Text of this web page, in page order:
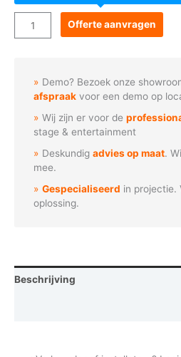
Goboservice
-
aantal
Offerte aanvragen
Demo? Bezoek onze
afspraak voor een demo op
Wij zijn er voor de
stage & entertainment
Deskundigadvies op maat.
mee.
Gespecialiseerd in projectie.
oplossing.
Beschrijving